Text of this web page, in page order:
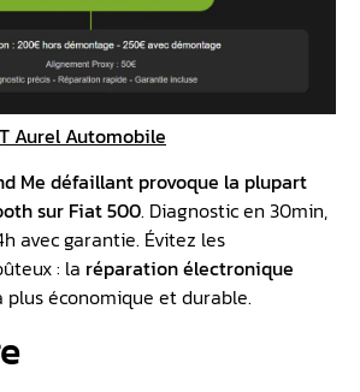
Aurel Automobile
Me défaillant provoque la plupart
sur Fiat 500. Diagnostic en 30min,
avec garantie. Évitez les
: la réparation électronique
économique et durable.